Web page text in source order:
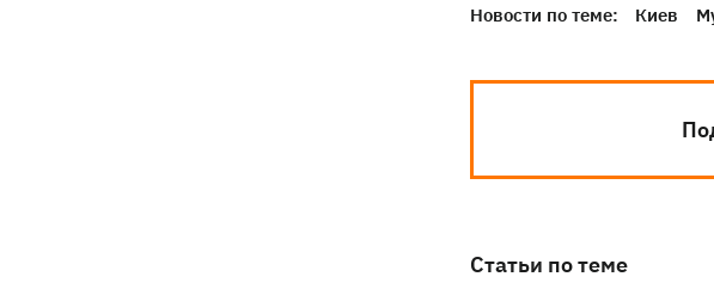
Новости по теме: Киев
Статьи по теме